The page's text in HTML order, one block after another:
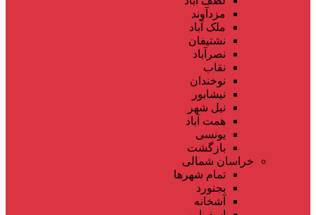
مزدآوند
ملک آباد
نشتیفان
نصرآباد
نقاب
نوخندان
نیشابور
نیل شهر
همت آباد
یونسی
بازگشت
خراسان شمالی
تمام شهر‌ها
بجنورد
آشخانه